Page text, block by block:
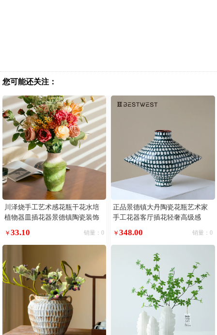
您可能还关注：
川泽烧手工艺术感花瓶干花水培
植物器皿插花器景德镇陶瓷装饰
￥ 33.10 销量：0
正品景德镇大丹陶瓷花瓶艺术家
手工花器客厅插花轻奢高级感
￥348.00 销量：0